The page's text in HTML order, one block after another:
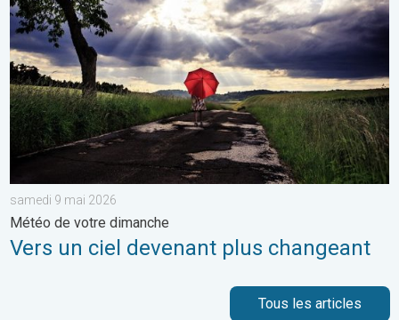
samedi 9 mai 2026
Météo de votre dimanche
Vers un ciel devenant plus changeant
Tous les articles